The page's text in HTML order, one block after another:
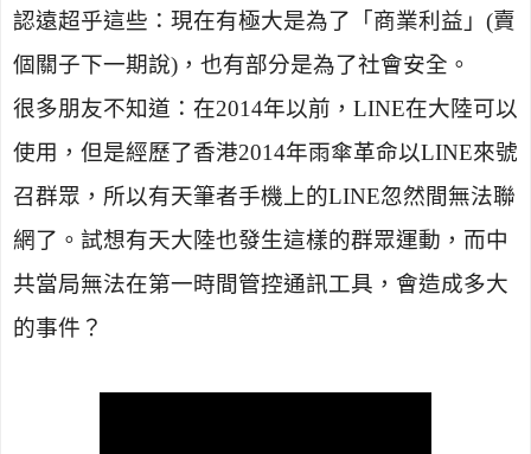
認遠超乎這些：現在有極大是為了「商業利益」 (賣
個關子下一期說) ，也有部分是為了社會安全。
很多朋友不知道：在2014年以前， LINE在大陸可以
使用 ，但是經歷了香港2014年雨傘革命以LINE來號
召群眾，所以有天筆者手機上的LINE忽然間無法聯
網了。試想有天大陸也發生這樣的群眾運動，而中
共當局無法在第一時間管控通訊工具，會造成多大
的事件？